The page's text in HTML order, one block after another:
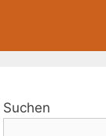
Suchen